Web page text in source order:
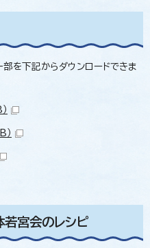
を下記からダウンロードできま
宮会のレシピ